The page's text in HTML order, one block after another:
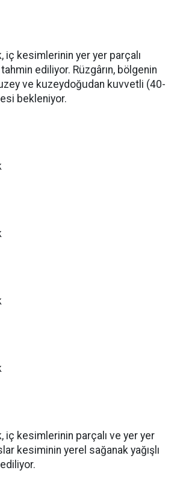
iç kesimlerinin yer yer parçalı
ediliyor. Rüzgârın, bölgenin
ve kuzeydoğudan kuvvetli (40-
bekleniyor.
iç kesimlerinin parçalı ve yer yer
kesiminin yerel sağanak yağışlı